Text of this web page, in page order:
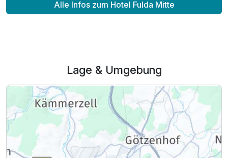
Alle Infos zum Hotel Fulda Mitte
Lage & Umgebung